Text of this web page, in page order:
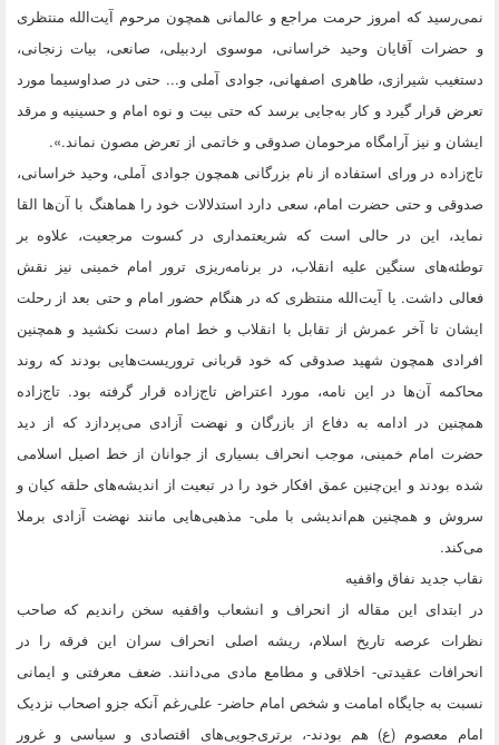
نمی‌رسید که امروز حرمت مراجع و عالمانی همچون مرحوم آیت‌الله منتظری
و حضرات آقایان وحید خراسانی، موسوی اردبیلی، صانعی، بیات زنجانی،
دستغیب شیرازی، طاهری اصفهانی، جوادی آملی و... حتی در صداوسیما مورد
تعرض قرار گیرد و کار به‌جایی برسد که حتی بیت و نوه امام و حسینیه و مرقد
ایشان و نیز آرامگاه مرحومان صدوقی و خاتمی از تعرض مصون نماند.».
تاج‌زاده در ورای استفاده از نام بزرگانی همچون جوادی آملی، وحید خراسانی،
صدوقی و حتی حضرت امام، سعی دارد استدلالات خود را هماهنگ با آن‌ها القا
نماید، این در حالی است که شریعتمداری در کسوت مرجعیت، علاوه بر
توطئه‌های سنگین علیه انقلاب، در برنامه‌ریزی ترور امام خمینی نیز نقش
فعالی داشت. یا آیت‌الله منتظری که در هنگام حضور امام و حتی بعد از رحلت
ایشان تا آخر عمرش از تقابل با انقلاب و خط امام دست نکشید و همچنین
افرادی همچون شهید صدوقی که خود قربانی تروریست‌هایی بودند که روند
محاکمه آن‌ها در این نامه، مورد اعتراض تاج‌زاده قرار گرفته بود. تاج‌زاده
همچنین در ادامه به دفاع از بازرگان و نهضت آزادی می‌پردازد که از دید
حضرت امام خمینی، موجب انحراف بسیاری از جوانان از خط اصیل اسلامی
شده بودند و این‌چنین عمق افکار خود را در تبعیت از اندیشه‌های حلقه کیان و
سروش و همچنین هم‌اندیشی با ملی- مذهبی‌هایی مانند نهضت آزادی برملا
می‌کند.
نقاب جدید نفاق واقفیه
در ابتدای این مقاله از انحراف و انشعاب واقفیه سخن راندیم که صاحب
نظرات عرصه تاریخ اسلام، ریشه اصلی انحراف سران این فرقه را در
انحرافات عقیدتی- اخلاقی و مطامع مادی می‌دانند. ضعف معرفتی و ایمانی
نسبت به جایگاه امامت و شخص امام حاضر- علی‌رغم آنکه جزو اصحاب نزدیک
امام معصوم (ع) هم بودند-، برتری‌جویی‌های اقتصادی و سیاسی و غرور